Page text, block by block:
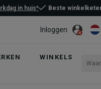
Inloggen
WINKELS
in huis* Beste